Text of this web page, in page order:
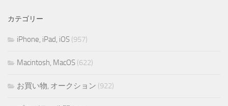
カテゴリー
iPhone, iPad, iOS (957)
Macintosh, MacOS (622)
お買い物, オークション (922)